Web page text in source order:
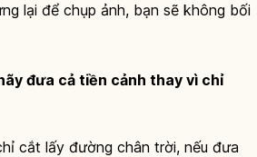
lại để chụp ảnh, bạn sẽ không bối
đưa cả tiền cảnh thay vì chỉ
cắt lấy đường chân trời, nếu đưa